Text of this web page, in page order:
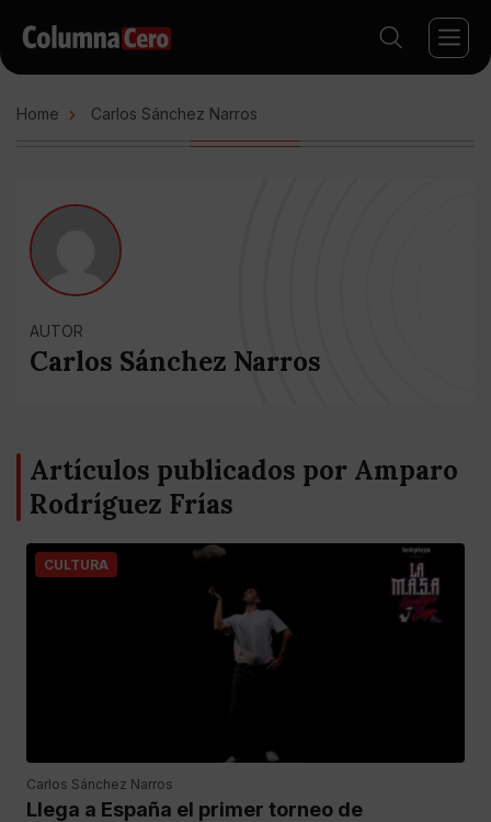
Home Carlos Sánchez Narros
AUTOR
Carlos Sánchez Narros
Artículos publicados por Amparo
Rodríguez Frías
CULTURA
Carlos Sánchez Narros
Llega a España el primer torneo de